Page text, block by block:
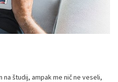
študij, ampak me nič ne veseli,